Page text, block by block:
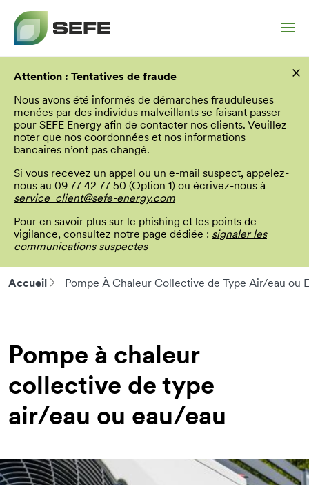
principal
Attention : Tentatives de fraude
Nous avons été informés de démarches frauduleuses
menées par des individus malveillants se faisant passer
pour SEFE Energy afin de contacter nos clients. Veuillez
noter que nos coordonnées et nos informations
bancaires n’ont pas changé.
Si vous recevez un appel ou un e-mail suspect, appelez-
nous au 09 77 42 77 50 (Option 1) ou écrivez-nous à
service_client@sefe-energy.com
Pour en savoir plus sur le phishing et les points de
vigilance, consultez notre page dédiée : signaler les
communications suspectes
×
Accueil Pompe À Chaleur Collective de Type Air/eau ou
Pompe à chaleur
collective de type
air/eau ou eau/eau